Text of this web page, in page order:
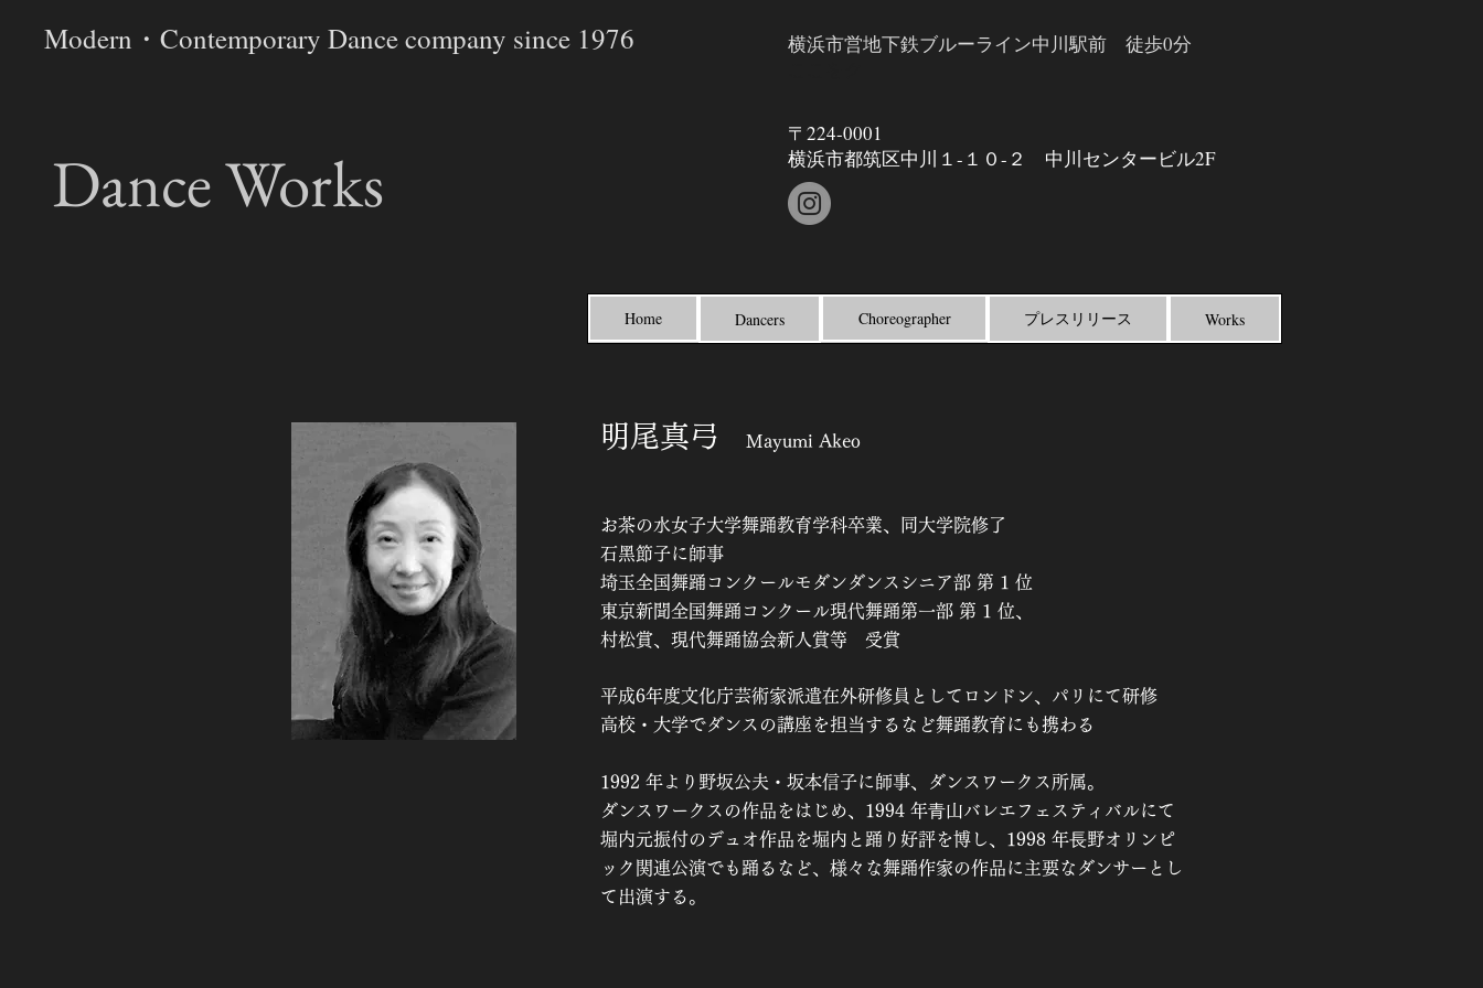
Modern・Contemporary Dance company since 1976
​Dance Works
横浜市営地下鉄ブルーライン中川駅前 徒歩0分
〒224-​0001
​横浜市都筑区中 川１-１０-２ 中川センタービル2F
Home Dancers Choreographer プレスリリース Works
明尾真弓 Mayumi Akeo
お茶の水女子大学舞踊教育学科卒業、同大学院修了
石黑節子に師事
埼玉全国舞踊コンクールモダンダンスシニア部 第 1 位
東京新聞全国舞踊コンクール現代舞踊第一部 第 1 位、
村松賞、現代舞踊協会新人賞等 受賞
平成6年度文化庁芸術家派遣在外研修員としてロンドン、パリにて研修
高校・大学でダンスの講座を担当するなど舞踊教育にも携わる
1992 年より野坂公夫・坂本信子に師事、ダンスワークス所属。
ダンスワークスの作品をはじめ、1994 年⻘山バレエフェスティバルにて
堀内元振付のデュオ作品を堀内と踊り好評を博し、1998 年⻑野オリンピ
ック関連公演でも踊るなど、様々な舞踊作家の作品に主要なダンサーとし
て出演する。